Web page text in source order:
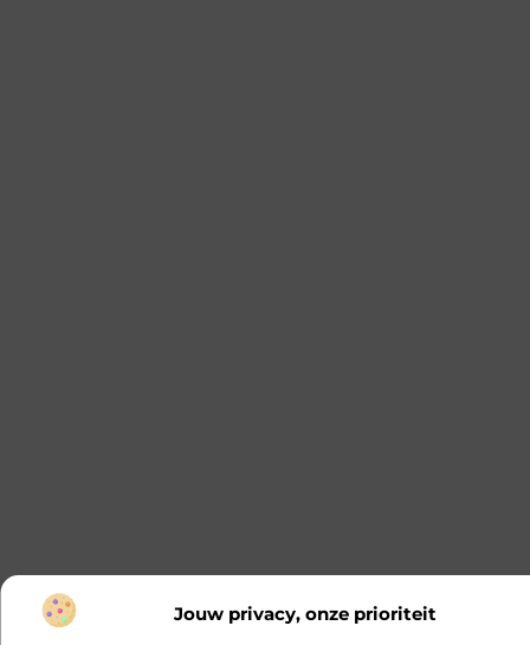
Jouw privacy, onze prioriteit